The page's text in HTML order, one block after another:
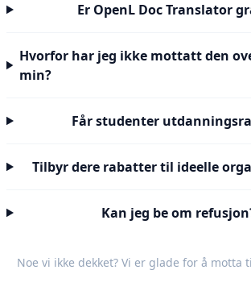
Er OpenL Doc Translator
Hvorfor har jeg ikke mottatt den
min?
Får studenter
Tilbyr dere rabatter til ideelle
Kan jeg be om
Noe vi ikke dekket? Vi er glade for å motta